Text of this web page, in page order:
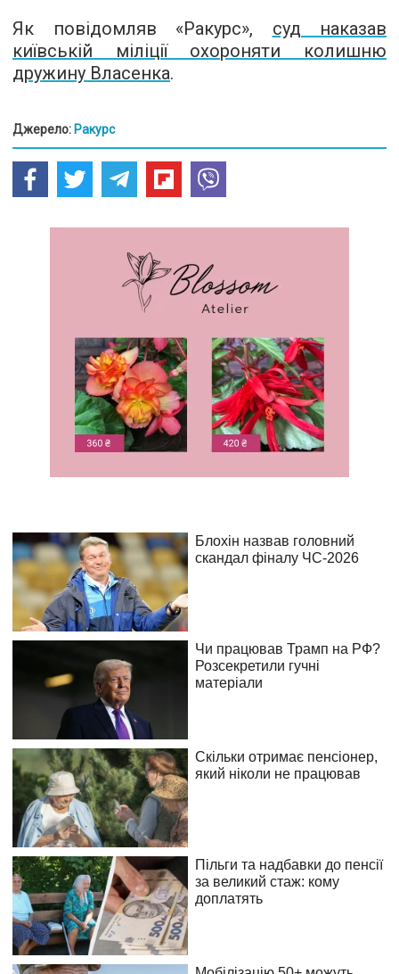
Як повідомляв «Ракурс», суд наказав
київській міліції охороняти колишню
дружину Власенка.
Джерело: Ракурс